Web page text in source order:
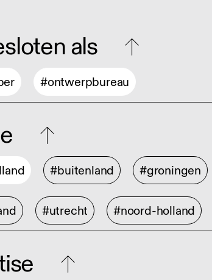
als
#ontwerpbureau
#buitenland #groningen
#utrecht #noord-holland